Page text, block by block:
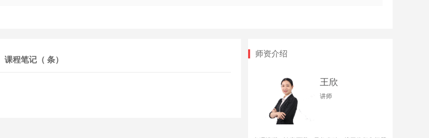
课程笔记（ 条）
师资介绍
王欣
讲师